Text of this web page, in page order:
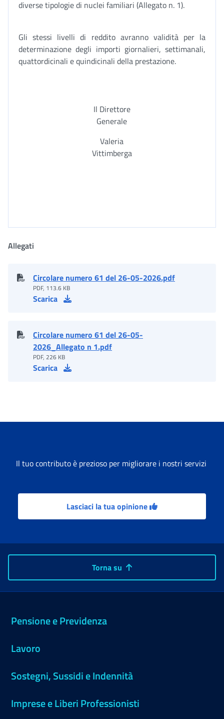
diverse tipologie di nuclei familiari (Allegato n. 1).
Gli stessi livelli di reddito avranno validità per la
determinazione degli importi giornalieri, settimanali,
quattordicinali e quindicinali della prestazione.
Il Direttore
Generale
Valeria
Vittimberga
Allegati
Circolare numero 61 del 26-05-2026.pdf
PDF, 113.6 KB
Scarica
Circolare numero 61 del 26-05-
2026_Allegato n 1.pdf
PDF, 226 KB
Scarica
Il tuo contributo è prezioso per migliorare i nostri servizi
Lasciaci la tua opinione
Torna su
Pensione e Previdenza
Lavoro
Sostegni, Sussidi e Indennità
Imprese e Liberi Professionisti